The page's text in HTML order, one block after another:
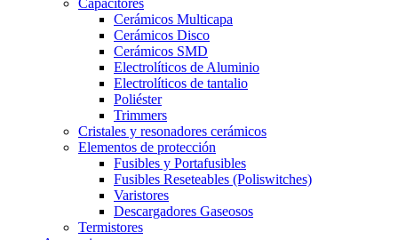
Capacitores
Cerámicos Multicapa
Cerámicos Disco
Cerámicos SMD
Electrolíticos de Aluminio
Electrolíticos de tantalio
Poliéster
Trimmers
Cristales y resonadores cerámicos
Elementos de protección
Fusibles y Portafusibles
Fusibles Reseteables (Poliswitches)
Varistores
Descargadores Gaseosos
Termistores